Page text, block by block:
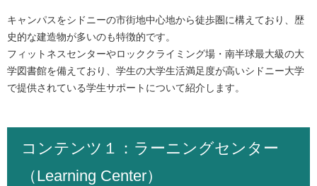
キャンパスをシドニーの市街地中心地から徒歩圏に構えており、歴
史的な建造物が多いのも特徴的です。
フィットネスセンターやロッククライミング場・南半球最大級の大
学図書館を備えており、学生の大学生活満足度が高いシドニー大学
で提供されている学生サポートについて紹介します。
コンテンツ１：ラーニングセンター
（Learning Center）